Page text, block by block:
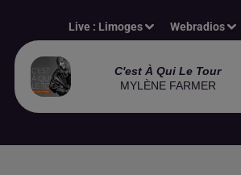
Live : Limoges Webradios
C'est À Qui Le Tour
MYLÈNE FARMER